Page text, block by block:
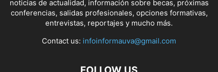
noticias de actualidad, información sobre becas, próximas
conferencias, salidas profesionales, opciones formativas,
entrevistas, reportajes y mucho más.
Contact us: infoinformauva@gmail.com